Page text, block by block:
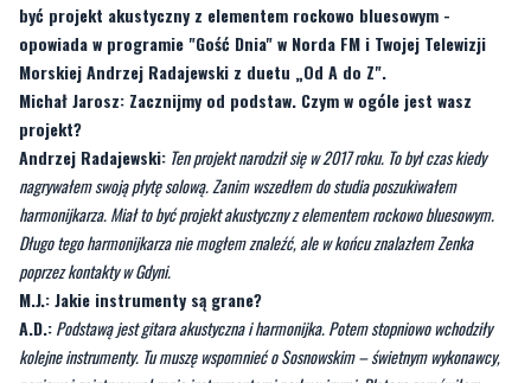
być projekt akustyczny z elementem rockowo bluesowym -
opowiada w programie "Gość Dnia" w Norda FM i Twojej Telewizji
Morskiej Andrzej Radajewski z duetu „Od A do Z".
Michał Jarosz: Zacznijmy od podstaw. Czym w ogóle jest wasz
projekt?
Andrzej Radajewski: Ten projekt narodził się w 2017 roku. To był czas kiedy
nagrywałem swoją płytę solową. Zanim wszedłem do studia poszukiwałem
harmonijkarza. Miał to być projekt akustyczny z elementem rockowo bluesowym.
Długo tego harmonijkarza nie mogłem znaleźć, ale w końcu znalazłem Zenka
poprzez kontakty w Gdyni.
M.J.: Jakie instrumenty są grane?
A.D.:Podstawą jest gitara akustyczna i harmonijka. Potem stopniowo wchodziły
kolejne instrumenty. Tu muszę wspomnieć o Sosnowskim – świetnym wykonawcy,